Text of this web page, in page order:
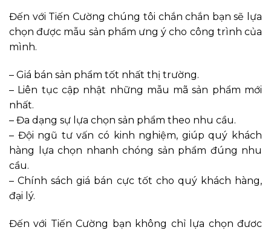
Đến với Tiến Cường chúng tôi chắn chắn bạn sẽ lựa
chọn được mẫu sản phẩm ưng ý cho công trình của
mình.
– Giá bán sản phẩm tốt nhất thị trường.
– Liên tục cập nhật những mẫu mã sản phẩm mới
nhất.
– Đa dạng sự lựa chọn sản phẩm theo nhu cầu.
– Đội ngũ tư vấn có kinh nghiệm, giúp quý khách
hàng lựa chọn nhanh chóng sản phẩm đúng nhu
cầu.
– Chính sách giá bán cực tốt cho quý khách hàng,
đại lý.
Đến với Tiến Cường bạn không chỉ lựa chọn đươc